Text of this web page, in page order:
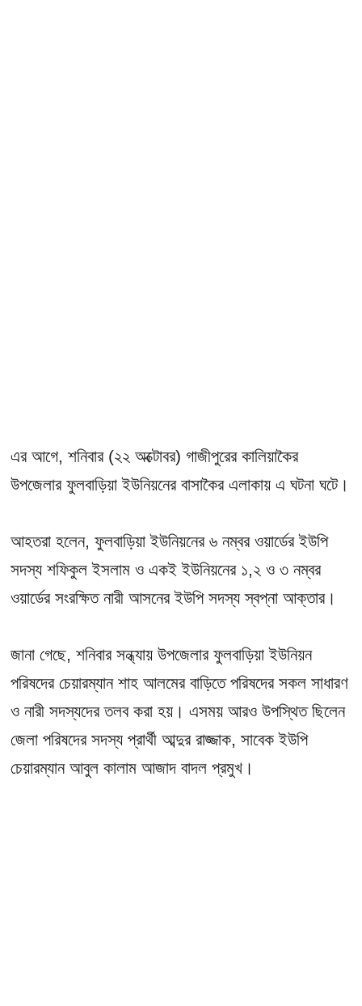
এর আগে, শনিবার (২২ অক্টোবর) গাজীপুরের কালিয়াকৈর
উপজেলার ফুলবাড়িয়া ইউনিয়নের বাসাকৈর এলাকায় এ ঘটনা ঘটে।
আহতরা হলেন, ফুলবাড়িয়া ইউনিয়নের ৬ নম্বর ওয়ার্ডের ইউপি
সদস্য শফিকুল ইসলাম ও একই ইউনিয়নের ১,২ ও ৩ নম্বর
ওয়ার্ডের সংরক্ষিত নারী আসনের ইউপি সদস্য স্বপ্না আক্তার।
জানা গেছে, শনিবার সন্ধ্যায় উপজেলার ফুলবাড়িয়া ইউনিয়ন
পরিষদের চেয়ারম্যান শাহ আলমের বাড়িতে পরিষদের সকল সাধারণ
ও নারী সদস্যদের তলব করা হয়। এসময় আরও উপস্থিত ছিলেন
জেলা পরিষদের সদস্য প্রার্থী আব্দুর রাজ্জাক, সাবেক ইউপি
চেয়ারম্যান আবুল কালাম আজাদ বাদল প্রমুখ।